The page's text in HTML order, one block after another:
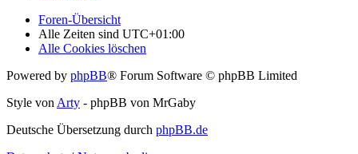
Foren-Übersicht
Alle Zeiten sind UTC+01:00
Alle Cookies löschen
Powered by phpBB® Forum Software © phpBB Limited
Style von Arty - phpBB von MrGaby
Deutsche Übersetzung durch phpBB.de